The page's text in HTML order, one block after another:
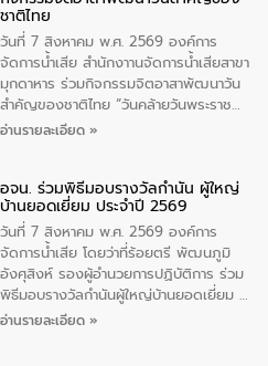
ชาติไทย
วันที่ 7 สิงหาคม พ.ศ. 2569 องค์การ
จัดการน้ำเสีย สำนักงาานจัดการน้ำเสียสาขา
มุกดาหาร ร่วมกิจกรรมจิตอาสาพัฒนาวัน
สําคัญของชาติไทย “วันคล้ายวันพระราช
สมภพ สมเด็จพระนางเจ้าสิริกิติ์พระบรม
ทิพย์คำ รองผู้ว่าราชการจังหวัดมุกดาหาร
เป็นประธานในพิธี ณ เรือนจําชั่วคราวนาโสก
ตําบลนาโสก อําเภอเมืองมุกดาหาร จังหวัด
มุกดาหาร โดยในกิจกรรมได้ร่วมปลูกป่า และ
ทําความสะอาดภายในบริเวณ จัดกิจกรรม
เพื่อถวายเป็นพระราชกุศล สมเด็จพระนาง
เจ้าสิริกิติ์พระบรมราชินีนาถ พระบรมราช
อ่านรายละเอียด »
อจน. ร่วมพิธีมอบรางวัลกำนัน ผู้ใหญ่
บ้านยอดเยี่ยม ประจำปี 2569
วันที่ 7 สิงหาคม พ.ศ. 2569 องค์การ
จัดการน้ำเสีย โดยว่าที่ร้อยตรี พัฒนภูมิ
อังศุสิงห์ รองผู้อำนวยการปฏิบัติการ ร่วม
พิธีมอบรางวัลกำนันผู้ใหญ่บ้านยอดเยี่ยม ณ
ทำเนียบรัฐบาล โดยมีนายอนุทิน ชาญวีรกูล
อ่านรายละเอียด »